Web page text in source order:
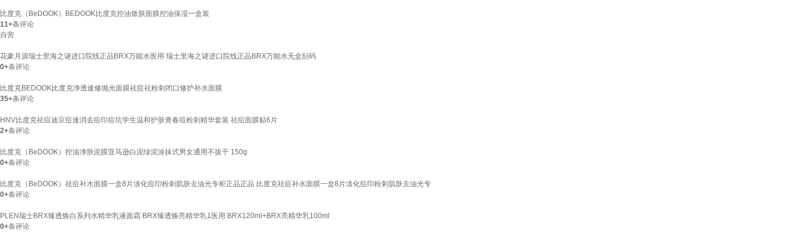
比度克（BeDOOK）BEDOOK比度克控油敛肤面膜控油保湿一盒装
11+条评论
自营
花豪月源瑞士里海之谜进口院线正品BRX万能水医用 瑞士里海之谜进口院线正品BRX万能水无盒刮码
0+条评论
比度克BEDOOK比度克净透速修抛光面膜祛痘祛粉刺闭口修护补水面膜
35+条评论
HNV比度克祛痘迪豆痘速消去痘印痘坑学生温和护肤青春痘粉刺精华套装 祛痘面膜贴6片
2+条评论
比度克（BeDOOK）控油净肤泥膜亚马逊白泥绿泥涂抹式男女通用不拔干 150g
0+条评论
比度克（BeDOOK）祛痘补水面膜一盒8片淡化痘印粉刺肌肤去油光专柜正品正品 比度克祛痘补水面膜一盒8片淡化痘印粉刺肌肤去油光专
0+条评论
PLEN瑞士BRX臻透焕白系列水精华乳液面霜 BRX臻透焕亮精华乳1医用 BRX120ml+BRX亮精华乳100ml
0+条评论